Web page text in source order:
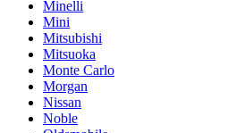
Minelli
Mini
Mitsubishi
Mitsuoka
Monte Carlo
Morgan
Nissan
Noble